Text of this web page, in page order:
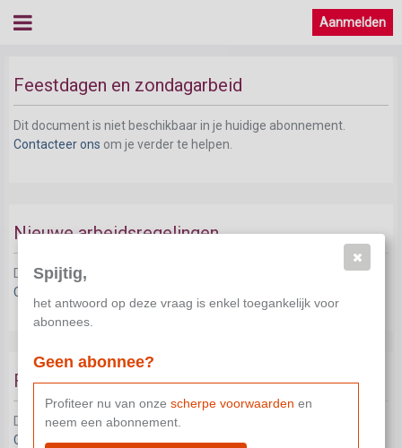
Aanmelden
Feestdagen en zondagarbeid
Dit document is niet beschikbaar in je huidige abonnement.
Contacteer ons om je verder te helpen.
Nieuwe arbeidsregelingen
Dit document is niet beschikbaar in je huidige abonnement.
Contacteer ons
Flexibiliteit (20 bis)
Dit document is niet beschikbaar in je huidige abonnement.
Contacteer onsom je verder te helpen.
Spijtig,
het antwoord op deze vraag is enkel toegankelijk voor
abonnees.
Geen abonnee?
Profiteer nu van onze scherpe voorwaarden en
neem een abonnement.